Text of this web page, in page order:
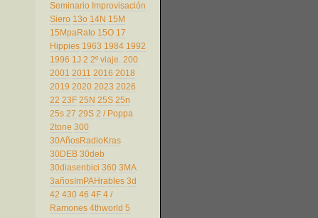
Seminario Improvisación
Siero 13o 14N 15M
15MpaRato 15O 17
Hippies 1963 1984 1992
1996 1J 2 2º viaje. 200
2001 2011 2016 2018
2019 2020 2023 2026
22 23F 25N 25S 25n
25s 27 29S 2 / Poppa
2tone 300
30AñosRadioKras
30DEB 30deb
30diasenbici 360 3MA
3añosImPAHrables 3d
42 430 46 4F 4 /
Ramones 4thworld 5